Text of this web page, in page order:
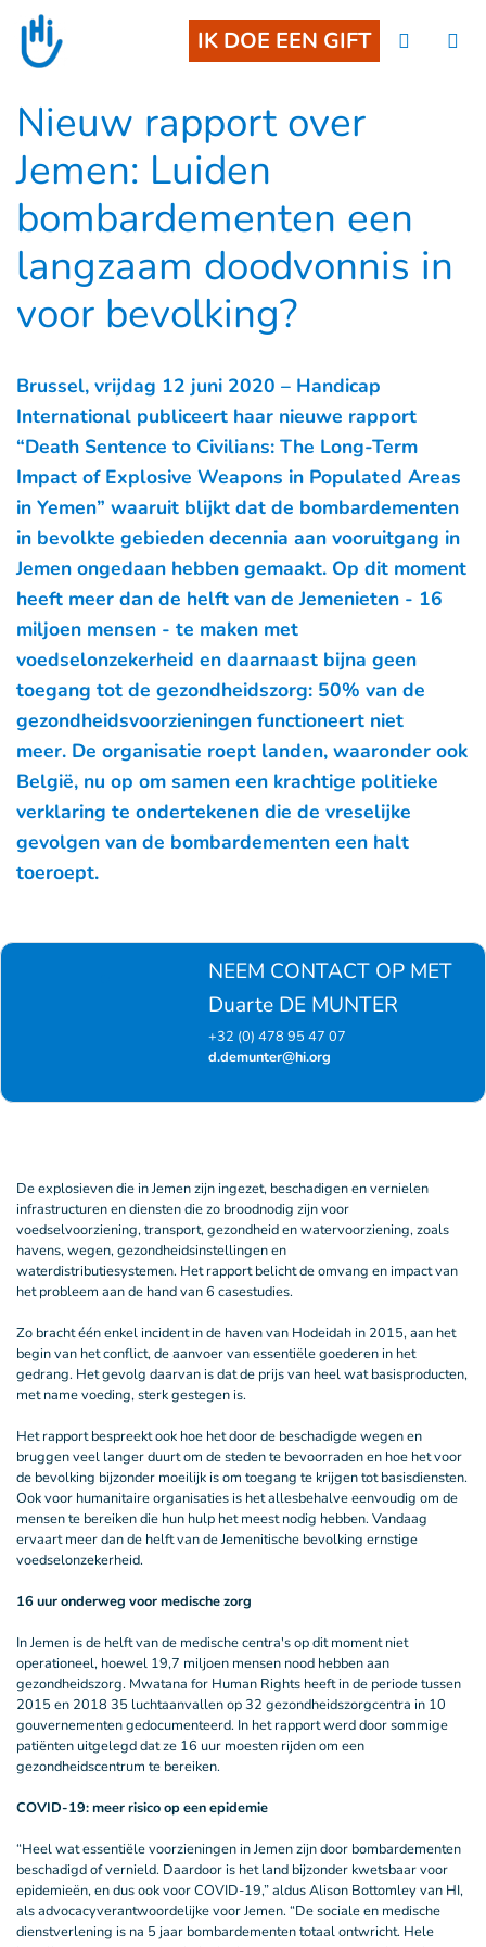
Go to main content
IK DOE EEN GIFT
Nieuw rapport over
Jemen: Luiden
bombardementen een
langzaam doodvonnis in
voor bevolking?
Brussel, vrijdag 12 juni 2020 – Handicap
International publiceert haar nieuwe rapport
“Death Sentence to Civilians: The Long-Term
Impact of Explosive Weapons in Populated Areas
in Yemen” waaruit blijkt dat de bombardementen
in bevolkte gebieden decennia aan vooruitgang in
Jemen ongedaan hebben gemaakt. Op dit moment
heeft meer dan de helft van de Jemenieten - 16
miljoen mensen - te maken met
voedselonzekerheid en daarnaast bijna geen
toegang tot de gezondheidszorg: 50% van de
gezondheidsvoorzieningen functioneert niet
meer. De organisatie roept landen, waaronder ook
België, nu op om samen een krachtige politieke
verklaring te ondertekenen die de vreselijke
gevolgen van de bombardementen een halt
toeroept.
NEEM CONTACT OP MET
Duarte DE MUNTER
+32 (0) 478 95 47 07
d.demunter@hi.org
De explosieven die in Jemen zijn ingezet, beschadigen en vernielen
infrastructuren en diensten die zo broodnodig zijn voor
voedselvoorziening, transport, gezondheid en watervoorziening, zoals
havens, wegen, gezondheidsinstellingen en
waterdistributiesystemen. Het rapport belicht de omvang en impact van
het probleem aan de hand van 6 casestudies.
Zo bracht één enkel incident in de haven van Hodeidah in 2015, aan het
begin van het conflict, de aanvoer van essentiële goederen in het
gedrang. Het gevolg daarvan is dat de prijs van heel wat basisproducten,
met name voeding, sterk gestegen is.
Het rapport bespreekt ook hoe het door de beschadigde wegen en
bruggen veel langer duurt om de steden te bevoorraden en hoe het voor
de bevolking bijzonder moeilijk is om toegang te krijgen tot basisdiensten.
Ook voor humanitaire organisaties is het allesbehalve eenvoudig om de
mensen te bereiken die hun hulp het meest nodig hebben. Vandaag
ervaart meer dan de helft van de Jemenitische bevolking ernstige
voedselonzekerheid.
16 uur onderweg voor medische zorg
In Jemen is de helft van de medische centra's op dit moment niet
operationeel, hoewel 19,7 miljoen mensen nood hebben aan
gezondheidszorg. Mwatana for Human Rights heeft in de periode tussen
2015 en 2018 35 luchtaanvallen op 32 gezondheidszorgcentra in 10
gouvernementen gedocumenteerd. In het rapport werd door sommige
patiënten uitgelegd dat ze 16 uur moesten rijden om een
gezondheidscentrum te bereiken.
COVID-19: meer risico op een epidemie
“Heel wat essentiële voorzieningen in Jemen zijn door bombardementen
beschadigd of vernield. Daardoor is het land bijzonder kwetsbaar voor
epidemieën, en dus ook voor COVID-19,” aldus Alison Bottomley van HI,
als advocacyverantwoordelijke voor Jemen. “De sociale en medische
dienstverlening is na 5 jaar bombardementen totaal ontwricht. Hele